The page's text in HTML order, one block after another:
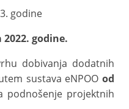
godine
godine.
dobivanja dodatnih
sustava eNPOO od
podnošenje projektnih